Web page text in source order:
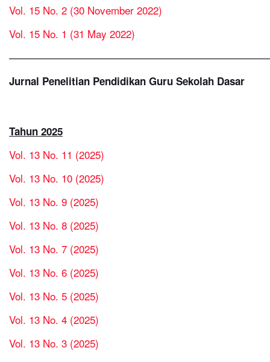
Vol. 15 No. 2 (30 November 2022)
Vol. 15 No. 1 (31 May 2022)
Jurnal Penelitian Pendidikan Guru Sekolah Dasar
Tahun 2025
Vol. 13 No. 11 (2025)
Vol. 13 No. 10 (2025)
Vol. 13 No. 9 (2025)
Vol. 13 No. 8 (2025)
Vol. 13 No. 7 (2025)
Vol. 13 No. 6 (2025)
Vol. 13 No. 5 (2025)
Vol. 13 No. 4 (2025)
Vol. 13 No. 3 (2025)